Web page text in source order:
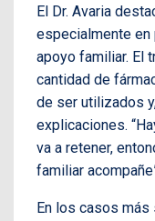
El Dr. Avaria
especialmente en
apoyo familiar. El
cantidad de
de ser utilizados
explicaciones.
va a retener,
familiar
En los casos